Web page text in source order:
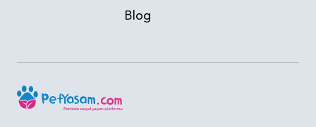
Blog